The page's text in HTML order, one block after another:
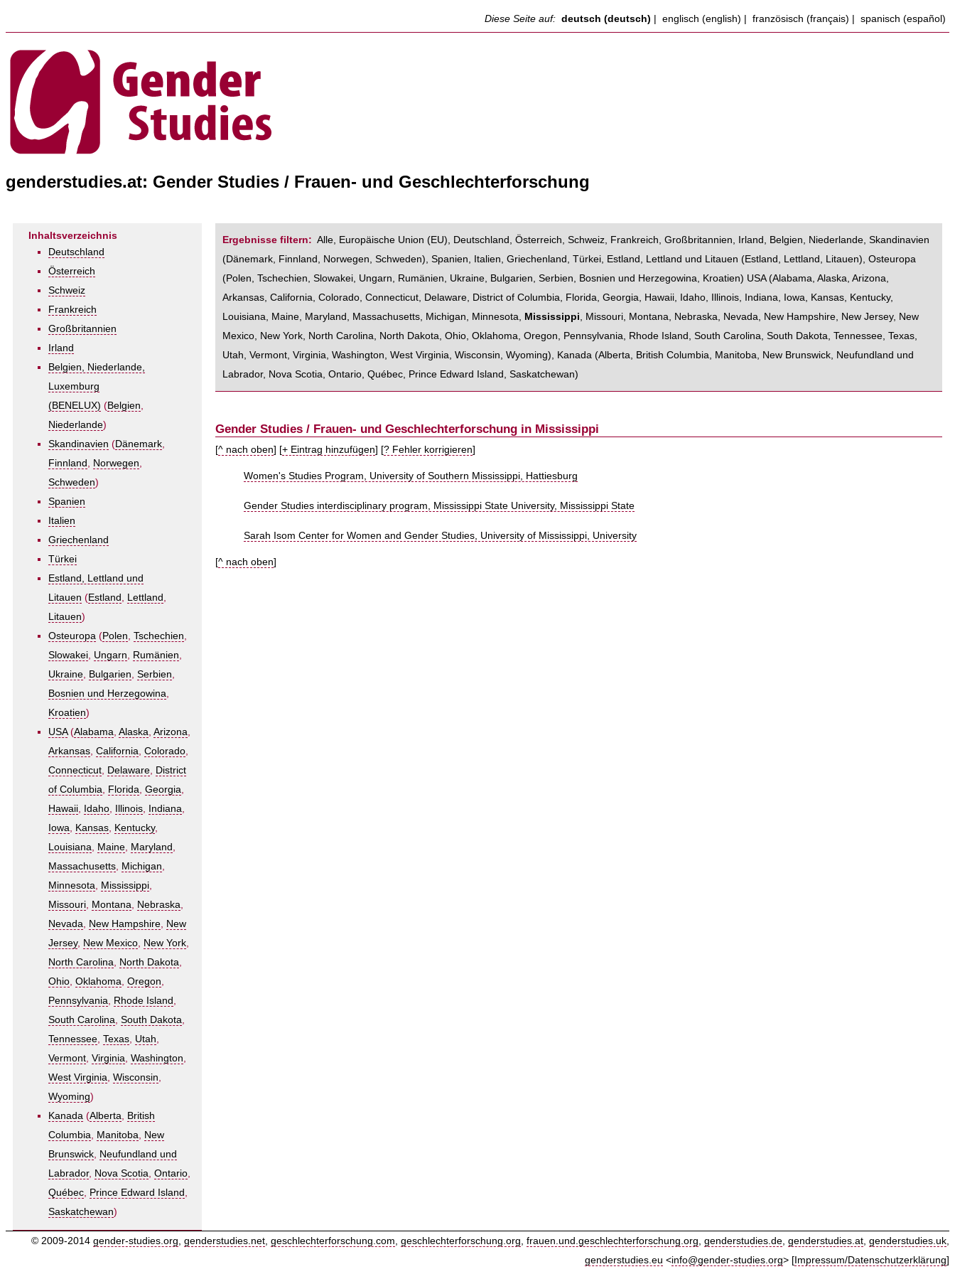
Diese Seite auf: deutsch (deutsch) englisch (english) französisch (français) spanisch (español)
genderstudies.at: Gender Studies / Frauen- und Geschlechterforschung
Inhaltsverzeichnis
Deutschland
Österreich
Schweiz
Frankreich
Großbritannien
Irland
Belgien, Niederlande,
Luxemburg
(BENELUX) (Belgien,
Niederlande)
Skandinavien (Dänemark,
Finnland , Norwegen,
Schweden)
Spanien
Italien
Griechenland
Türkei
Estland, Lettland und
Litauen (Estland , Lettland ,
Litauen)
Osteuropa (Polen, Tschechien,
Slowakei, Ungarn, Rumänien,
Ukraine, Bulgarien, Serbien,
Bosnien und Herzegowina,
Kroatien)
USA(Alabama, Alaska, Arizona,
Arkansas, California, Colorado,
Connecticut, Delaware, District
of Columbia, Florida, Georgia,
Hawaii, Idaho, Illinois, Indiana,
Iowa, Kansas, Kentucky,
Louisiana, Maine, Maryland ,
Massachusetts, Michigan,
Minnesota, Mississippi,
Missouri, Montana, Nebraska,
Nevada, New Hampshire, New
Jersey, New Mexico, New York,
North Carolina, North Dakota,
Ohio, Oklahoma, Oregon,
Pennsylvania, Rhode Island ,
South Carolina, South Dakota,
Tennessee, Texas, Utah,
Vermont, Virginia, Washington,
West Virginia, Wisconsin,
Wyoming)
Kanada (Alberta, British
Columbia, Manitoba, New
Brunswick, Neufundland und
Labrador, Nova Scotia, Ontario,
Québec, Prince Edward Island ,
Saskatchewan)
Ergebnisse filtern: Alle, Europäische Union (EU), Deutschland ,Österreich,Schweiz, Frankreich,Großbritannien, Irland , Belgien, Niederlande,Skandinavien
(Dänemark, Finnland , Norwegen,Schweden),Spanien, Italien,Griechenland ,Türkei, Estland, Lettland und Litauen (Estland , Lettland , Litauen),Osteuropa
(Polen,Tschechien,Slowakei, Ungarn, Rumänien, Ukraine, Bulgarien,Serbien, Bosnien und Herzegowina, Kroatien) USA(Alabama,Alaska,Arizona,
Arkansas,California,Colorado,Connecticut, Delaware, District of Columbia, Florida,Georgia, Hawaii, Idaho, Illinois, Indiana, Iowa, Kansas, Kentucky,
Louisiana, Maine, Maryland , Massachusetts, Michigan, Minnesota, Mississippi, Missouri, Montana, Nebraska, Nevada, New Hampshire, New Jersey, New
Mexico, New York, North Carolina, North Dakota,Ohio,Oklahoma,Oregon, Pennsylvania, Rhode Island ,South Carolina,South Dakota,Tennessee,Texas,
Utah,Vermont,Virginia,Washington,West Virginia,Wisconsin,Wyoming), Kanada (Alberta, British Columbia, Manitoba, New Brunswick, Neufundland und
Labrador, Nova Scotia,Ontario,Québec, Prince Edward Island ,Saskatchewan)
Gender Studies / Frauen- und Geschlechterforschung in Mississippi
[^ nach oben] [+ Eintrag hinzufügen] [? Fehler korrigieren]
Women's Studies Program, University of Southern Mississippi, Hattiesburg
Gender Studies interdisciplinary program, Mississippi State University, Mississippi State
Sarah Isom Center for Women and Gender Studies, University of Mississippi, University
[^ nach oben]
© 2009-2014 gender-studies.org, genderstudies.net, geschlechterforschung.com, geschlechterforschung.org, frauen.und.geschlechterforschung.org, genderstudies.de, genderstudies.at, genderstudies.uk,
genderstudies.eu <info@gender-studies.org> [ Impressum/Datenschutzerklärung]